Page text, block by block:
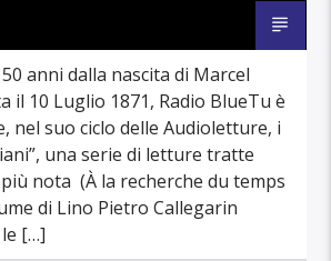
anni dalla nascita di Marcel
il 10 Luglio 1871, Radio BlueTu è
nel suo ciclo delle Audioletture, i
una serie di letture tratte
nota (À la recherche du temps
di Lino Pietro Callegarin
[…]